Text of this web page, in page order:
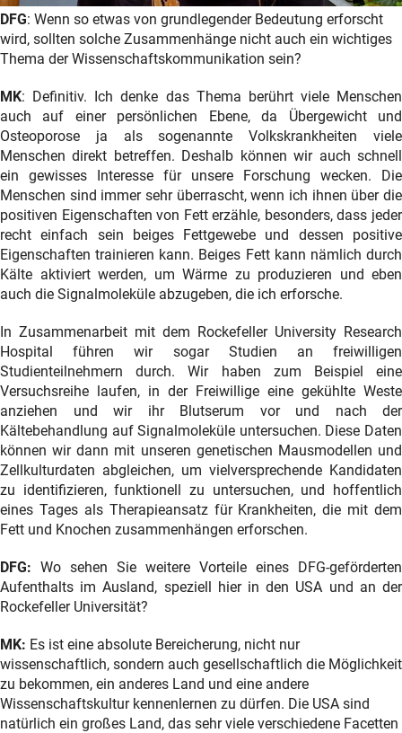
DFG: Wenn so etwas von grundlegender Bedeutung erforscht
wird, sollten solche Zusammenhänge nicht auch ein wichtiges
Thema der Wissenschaftskommunikation sein?
MK: Definitiv. Ich denke das Thema berührt viele Menschen
auch auf einer persönlichen Ebene, da Übergewicht und
Osteoporose ja als sogenannte Volkskrankheiten viele
Menschen direkt betreffen. Deshalb können wir auch schnell
ein gewisses Interesse für unsere Forschung wecken. Die
Menschen sind immer sehr überrascht, wenn ich ihnen über die
positiven Eigenschaften von Fett erzähle, besonders, dass jeder
recht einfach sein beiges Fettgewebe und dessen positive
Eigenschaften trainieren kann. Beiges Fett kann nämlich durch
Kälte aktiviert werden, um Wärme zu produzieren und eben
auch die Signalmoleküle abzugeben, die ich erforsche.
In Zusammenarbeit mit dem Rockefeller University Research
Hospital führen wir sogar Studien an freiwilligen
Studienteilnehmern durch. Wir haben zum Beispiel eine
Versuchsreihe laufen, in der Freiwillige eine gekühlte Weste
anziehen und wir ihr Blutserum vor und nach der
Kältebehandlung auf Signalmoleküle untersuchen. Diese Daten
können wir dann mit unseren genetischen Mausmodellen und
Zellkulturdaten abgleichen, um vielversprechende Kandidaten
zu identifizieren, funktionell zu untersuchen, und hoffentlich
eines Tages als Therapieansatz für Krankheiten, die mit dem
Fett und Knochen zusammenhängen erforschen.
DFG: Wo sehen Sie weitere Vorteile eines DFG-geförderten
Aufenthalts im Ausland, speziell hier in den USA und an der
Rockefeller Universität?
MK: Es ist eine absolute Bereicherung, nicht nur
wissenschaftlich, sondern auch gesellschaftlich die Möglichkeit
zu bekommen, ein anderes Land und eine andere
Wissenschaftskultur kennenlernen zu dürfen. Die USA sind
natürlich ein großes Land, das sehr viele verschiedene Facetten